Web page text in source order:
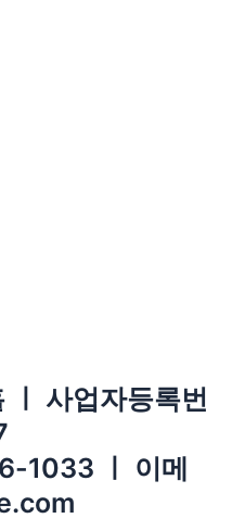
ㅣ 사업자등록번
1033 ㅣ 이메